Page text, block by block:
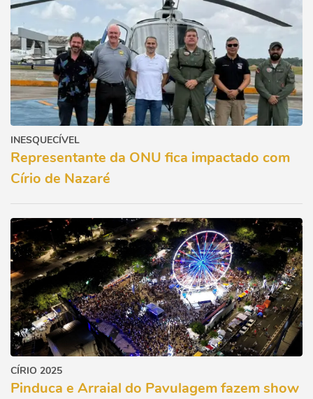
INESQUECÍVEL
Representante da ONU fica impactado com
Círio de Nazaré
CÍRIO 2025
Pinduca e Arraial do Pavulagem fazem show